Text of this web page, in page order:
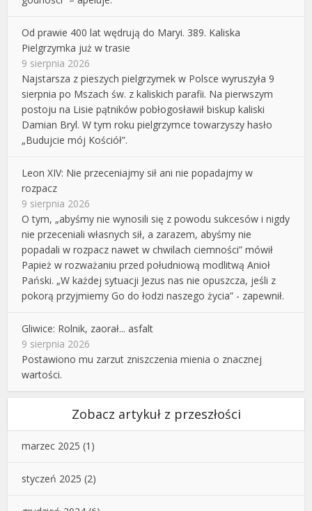
Od prawie 400 lat wędrują do Maryi. 389. Kaliska
Pielgrzymka już w trasie
9 sierpnia 2026
Najstarsza z pieszych pielgrzymek w Polsce wyruszyła 9
sierpnia po Mszach św. z kaliskich parafii. Na pierwszym
postoju na Lisie pątników pobłogosławił biskup kaliski
Damian Bryl. W tym roku pielgrzymce towarzyszy hasło
„Budujcie mój Kościół”.
Leon XIV: Nie przeceniajmy sił ani nie popadajmy w
rozpacz
9 sierpnia 2026
O tym, „abyśmy nie wynosili się z powodu sukcesów i nigdy
nie przeceniali własnych sił, a zarazem, abyśmy nie
popadali w rozpacz nawet w chwilach ciemności” mówił
Papież w rozważaniu przed południową modlitwą Anioł
Pański. „W każdej sytuacji Jezus nas nie opuszcza, jeśli z
pokorą przyjmiemy Go do łodzi naszego życia” - zapewnił.
Gliwice: Rolnik, zaorał... asfalt
9 sierpnia 2026
Postawiono mu zarzut zniszczenia mienia o znacznej
wartości.
Zobacz artykuł z przeszłości
marzec 2025 (1)
styczeń 2025 (2)